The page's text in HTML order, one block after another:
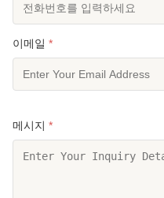
이메일 *
메시지 *